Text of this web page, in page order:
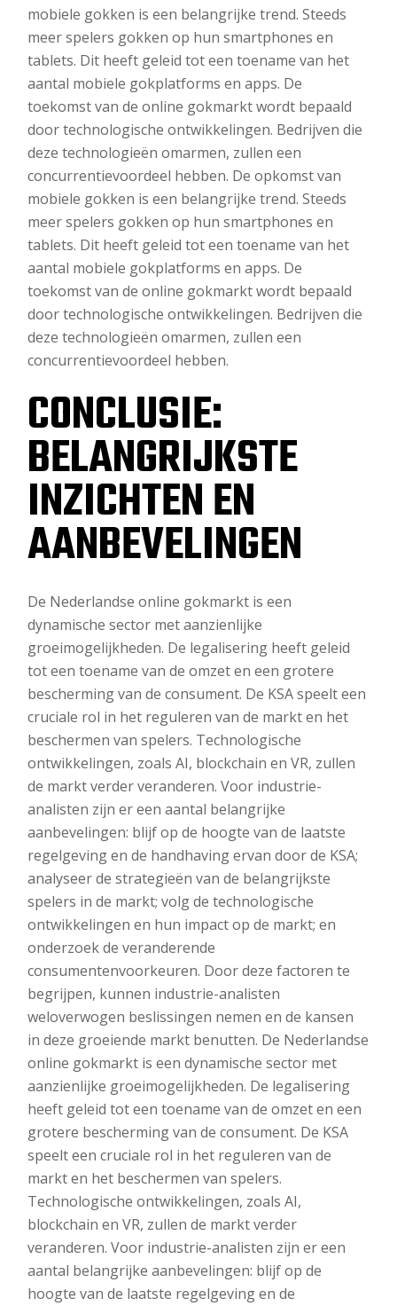
mobiele gokken is een belangrijke trend. Steeds
meer spelers gokken op hun smartphones en
tablets. Dit heeft geleid tot een toename van het
aantal mobiele gokplatforms en apps. De
toekomst van de online gokmarkt wordt bepaald
door technologische ontwikkelingen. Bedrijven die
deze technologieën omarmen, zullen een
concurrentievoordeel hebben. De opkomst van
mobiele gokken is een belangrijke trend. Steeds
meer spelers gokken op hun smartphones en
tablets. Dit heeft geleid tot een toename van het
aantal mobiele gokplatforms en apps. De
toekomst van de online gokmarkt wordt bepaald
door technologische ontwikkelingen. Bedrijven die
deze technologieën omarmen, zullen een
concurrentievoordeel hebben.
CONCLUSIE:
BELANGRIJKSTE
INZICHTEN EN
AANBEVELINGEN
De Nederlandse online gokmarkt is een
dynamische sector met aanzienlijke
groeimogelijkheden. De legalisering heeft geleid
tot een toename van de omzet en een grotere
bescherming van de consument. De KSA speelt een
cruciale rol in het reguleren van de markt en het
beschermen van spelers. Technologische
ontwikkelingen, zoals AI, blockchain en VR, zullen
de markt verder veranderen. Voor industrie-
analisten zijn er een aantal belangrijke
aanbevelingen: blijf op de hoogte van de laatste
regelgeving en de handhaving ervan door de KSA;
analyseer de strategieën van de belangrijkste
spelers in de markt; volg de technologische
ontwikkelingen en hun impact op de markt; en
onderzoek de veranderende
consumentenvoorkeuren. Door deze factoren te
begrijpen, kunnen industrie-analisten
weloverwogen beslissingen nemen en de kansen
in deze groeiende markt benutten. De Nederlandse
online gokmarkt is een dynamische sector met
aanzienlijke groeimogelijkheden. De legalisering
heeft geleid tot een toename van de omzet en een
grotere bescherming van de consument. De KSA
speelt een cruciale rol in het reguleren van de
markt en het beschermen van spelers.
Technologische ontwikkelingen, zoals AI,
blockchain en VR, zullen de markt verder
veranderen. Voor industrie-analisten zijn er een
aantal belangrijke aanbevelingen: blijf op de
hoogte van de laatste regelgeving en de